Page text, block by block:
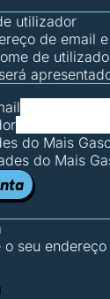
utilizador
de email
de
do Mais
do Mais
o seu